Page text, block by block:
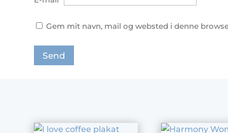
Gem mit navn, mail og websted i denne